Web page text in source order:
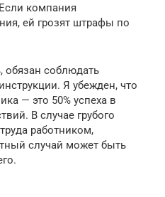
компания
ей грозят штрафы по
обязан соблюдать
Я убежден, что
— это 50% успеха в
В случае грубого
работником,
случай может быть